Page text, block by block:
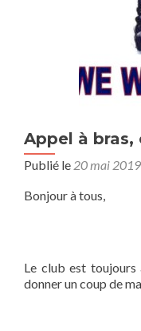
Appel à bras,
Publié le 20 mai 2019
Bonjour à tous,
Le club est toujours
donner un coup de